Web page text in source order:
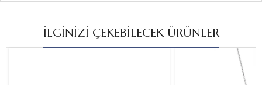
İLGİNİZİ ÇEKEBİLECEK ÜRÜNLER